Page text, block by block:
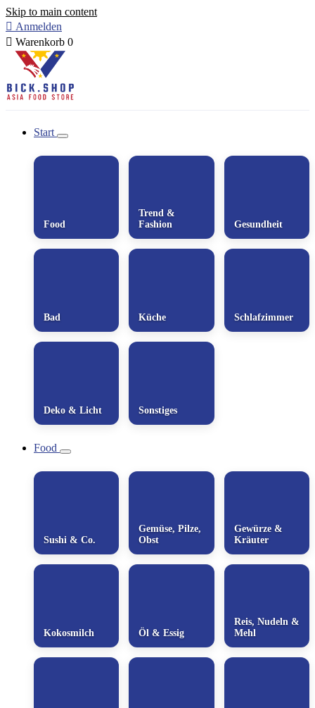
Skip to main content
 Anmelden
 Warenkorb 0
Start
Food
Trend &
Fashion
Gesundheit
Bad Küche Schlafzimmer
Deko & Licht Sonstiges
Food
Sushi & Co.
Gemüse, Pilze,
Obst
Gewürze &
Kräuter
Kokosmilch Öl & Essig
Reis, Nudeln &
Mehl